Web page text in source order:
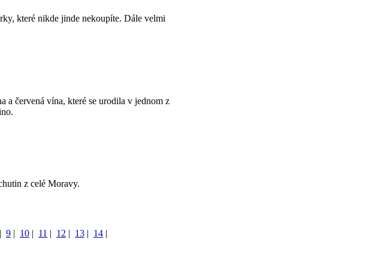
které nikde jinde nekoupíte. Dále velmi
červená vína, které se urodila v jednom z
z celé Moravy.
| 9 | 10 | 11 | 12 | 13 | 14 |